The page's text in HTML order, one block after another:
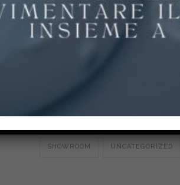
PAVIMENTI PER PARCHI E SCUOLE
PAVIMENTI PER STALLE E
AGROALIMENTARE
SHOWROOM UNCATEGORIZED